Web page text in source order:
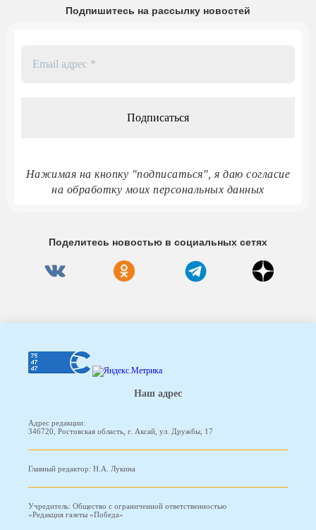
Подпишитесь на рассылку новостей
Нажимая на кнопку "подписаться", я даю согласие
на обработку моих персональных данных
Поделитесь новостью в социальных сетях
Наш адрес
Адрес редакции:
346720, Ростовская область, г. Аксай, ул. Дружбы, 17
Главный редактор: Н.А. Лукина
Учредитель: Общество с ограниченной ответственностью
«Редакция газеты «Победа»